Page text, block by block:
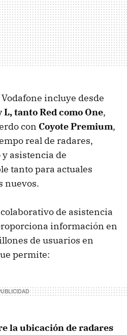
incluye desde
tanto Red como One,
con Coyote Premium,
real de radares,
asistencia de
tanto para actuales
nuevos.
de asistencia
información en
de usuarios en
permite:
la ubicación de radares